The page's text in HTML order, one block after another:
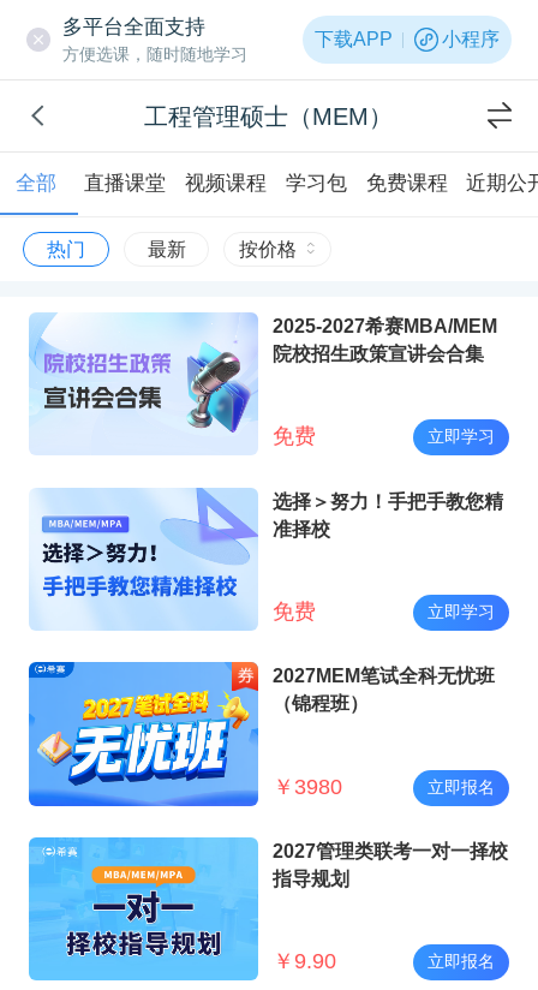
多平台全面支持
方便选课，随时随地学习
下载APP 小程序
工程管理硕士（MEM）
全部 直播课堂 视频课程 学习包 免费课程 近期公
热门 最新 按价格
2025-2027希赛MBA/MEM
院校招生政策宣讲会合集
免费 立即学习
选择＞努力！手把手教您精
准择校
免费 立即学习
2027MEM笔试全科无忧班
（锦程班）
￥ 3980 立即报名
2027管理类联考一对一择校
指导规划
￥ 9.90 立即报名